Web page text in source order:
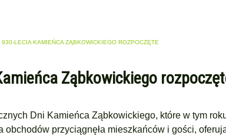
930-LECIA KAMIEŃCA ZĄBKOWICKIEGO ROZPOCZĘTE
Ząbkowickiego
Dni Kamieńca Ząbkowickiego, które w tym
obchodów przyciągnęła mieszkańców i gości,